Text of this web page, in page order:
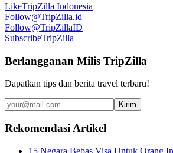
LikeTripZilla Indonesia
Follow@TripZilla.id
Follow@TripZillaID
SubscribeTripZilla
Berlangganan Milis TripZilla
Dapatkan tips dan berita travel terbaru!
Kirim
Rekomendasi Artikel
15 Negara Bebas Visa Untuk Orang